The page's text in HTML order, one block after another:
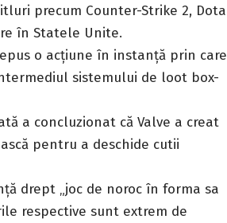
precum Counter-Strike 2, Dota
în Statele Unite.
o acțiune în instanță prin care
sistemului de loot box-
a concluzionat că Valve a creat
pentru a deschide cutii
drept „joc de noroc în forma sa
respective sunt extrem de